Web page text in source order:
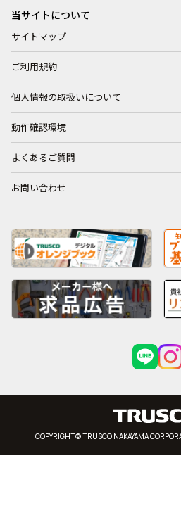
当サイトについて
サイトマップ
ご利用規約
個人情報の取扱いについて
動作確認環境
よくあるご質問
お問い合わせ
COPYRIGHT© TRUSCO NAKAYAMA